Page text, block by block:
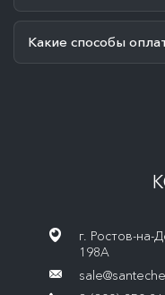
Какие способы
г. Ростов-на-
198А